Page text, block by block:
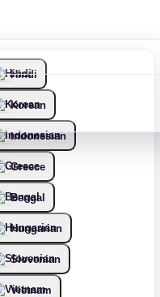
Hindi
Korean
Indonesian
Greece
Bengal
Hungarian
Slovenian
Vietnam